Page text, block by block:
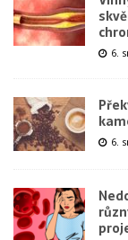
6.
6.